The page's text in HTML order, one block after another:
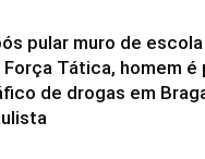
pular muro de
Força Tática, homem é
de drogas em